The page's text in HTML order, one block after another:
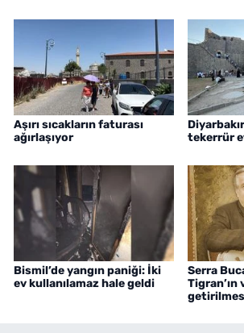
Aşırı sıcakların faturası
ağırlaşıyor
tekerrür
Bismil’de yangın paniği: İki
ev kullanılamaz hale geldi
Serra